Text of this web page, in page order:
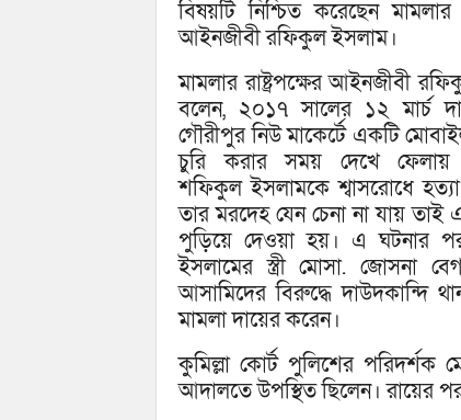
বিষয়টি নিশ্চিত করেছেন মামলার
আইনজীবী রফিকুল ইসলাম।
মামলার রাষ্ট্রপক্ষের আইনজীবী
বলেন, ২০১৭ সালের ১২ মার্চ
গৌরীপুর নিউ মাকের্টে একটি
চুরি করার সময় দেখে ফেলায়
শফিকুল ইসলামকে শ্বাসরোধে
তার মরদেহ যেন চেনা না যায় তাই
পুড়িয়ে দেওয়া হয়। এ ঘটনার
ইসলামের স্ত্রী মোসা. জোসনা
আসামিদের বিরুদ্ধে দাউদকান্দি
মামলা দায়ের করেন।
কুমিল্লা কোর্ট পুলিশের পরিদর্শক
আদালতে উপস্থিত ছিলেন। রায়ের